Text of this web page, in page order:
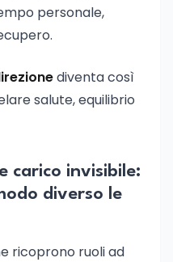
personale,
diventa così
salute, equilibrio
carico invisibile:
diverso le
ricoprono ruoli ad